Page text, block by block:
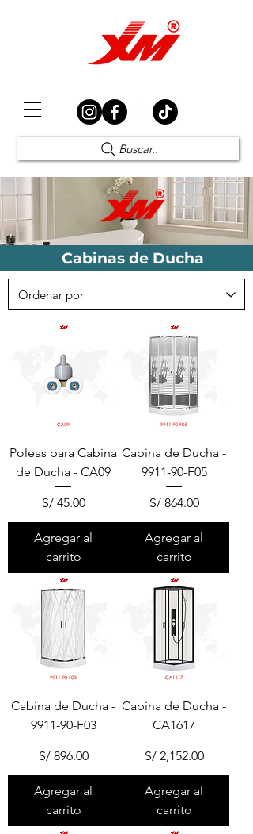
Buscar..
Cabinas de Ducha
Poleas para Cabina
de Ducha - CA09
Precio
S/ 45.00
Agregar al
carrito
Cabina de Ducha -
9911-90-F05
Precio
S/ 864.00
Agregar al
carrito
Cabina de Ducha -
9911-90-F03
Precio
S/ 896.00
Agregar al
carrito
Cabina de Ducha -
CA1617
Precio
S/ 2,152.00
Agregar al
carrito